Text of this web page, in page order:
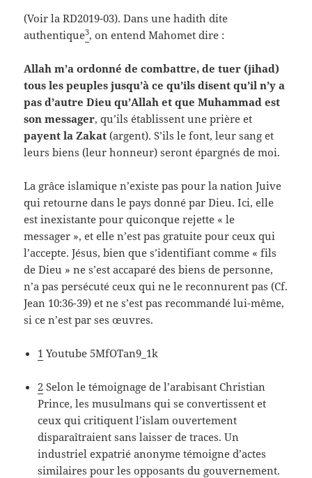
(Voir la RD2019-03). Dans une hadith dite
authentique3, on entend Mahomet dire :
Allah m’a ordonné de combattre, de tuer (jihad)
tous les peuples jusqu’à ce qu’ils disent qu’il n’y a
pas d’autre Dieu qu’Allah et que Muhammad est
son messager, qu’ils établissent une prière et
payent la Zakat(argent). S’ils le font, leur sang et
leurs biens (leur honneur) seront épargnés de moi.
La grâce islamique n’existe pas pour la nation Juive
qui retourne dans le pays donné par Dieu. Ici, elle
est inexistante pour quiconque rejette « le
messager », et elle n’est pas gratuite pour ceux qui
l’accepte. Jésus, bien que s’identifiant comme « fils
de Dieu » ne s’est accaparé des biens de personne,
n’a pas persécuté ceux qui ne le reconnurent pas (Cf.
Jean 10:36-39) et ne s’est pas recommandé lui-même,
si ce n’est par ses œuvres.
1 Youtube 5MfOTan9_1k
2 Selon le témoignage de l’arabisant Christian
Prince, les musulmans qui se convertissent et
ceux qui critiquent l’islam ouvertement
disparaîtraient sans laisser de traces. Un
industriel expatrié anonyme témoigne d’actes
similaires pour les opposants du gouvernement.